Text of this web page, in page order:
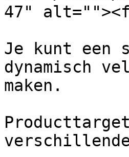
47"
Je kunt een
dynamisch
maken.